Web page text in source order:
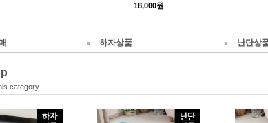
18,000원
하자상품 난단상
category.